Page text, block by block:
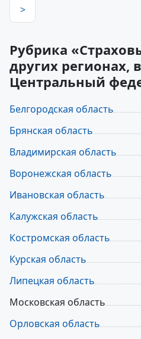
>
Рубрика
других регионах,
Центральный
Белгородская область
Брянская область
Владимирская область
Воронежская область
Ивановская область
Калужская область
Костромская область
Курская область
Липецкая область
Московская область
Орловская область